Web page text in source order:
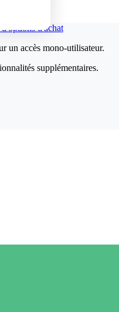
d'achat
un accès mono-utilisateur.
supplémentaires.